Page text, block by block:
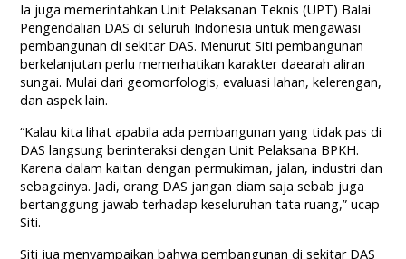
Ia juga memerintahkan Unit Pelaksanan Teknis (UPT) Balai
Pengendalian DAS di seluruh Indonesia untuk mengawasi
pembangunan di sekitar DAS. Menurut Siti pembangunan
berkelanjutan perlu memerhatikan karakter daearah aliran
sungai. Mulai dari geomorfologis, evaluasi lahan, kelerengan,
dan aspek lain.
“Kalau kita lihat apabila ada pembangunan yang tidak pas di
DAS langsung berinteraksi dengan Unit Pelaksana BPKH.
Karena dalam kaitan dengan permukiman, jalan, industri dan
sebagainya. Jadi, orang DAS jangan diam saja sebab juga
bertanggung jawab terhadap keseluruhan tata ruang,” ucap
Siti.
Siti jua menyampaikan bahwa pembangunan di sekitar DAS